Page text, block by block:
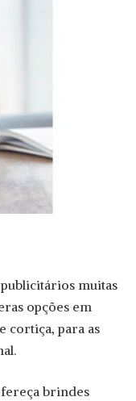
muitas
opções em
cortiça, para as
brindes